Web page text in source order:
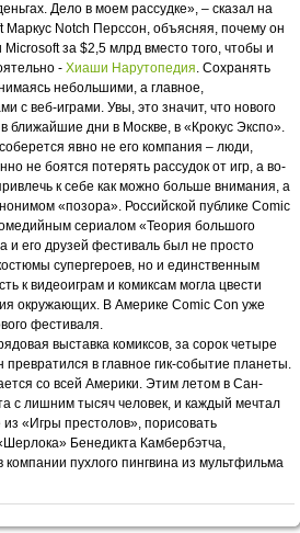
Дело в моем рассудке», – сказал на
Маркус Notch Перссон, объясняя, почему он
за $2,5 млрд вместо того, чтобы и
- Хиаши Нарутопедия. Сохранять
небольшими, а главное,
с веб-играми. Увы, это значит, что нового
ближайшие дни в Москве, в «Крокус Экспо».
явно не его компания – люди,
не боятся потерять рассудок от игр, а во-
к себе как можно больше внимания, а
«позора». Российской публике Comic
сериалом «Теория большого
его друзей фестиваль был не просто
супергероев, но и единственным
к видеоиграм и комиксам могла цвести
окружающих. В Америке Comic Con уже
фестиваля.
выставка комиксов, за сорок четыре
превратился в главное гик-событие планеты.
со всей Америки. Этим летом в Сан-
с лишним тысяч человек, и каждый мечтал
«Игры престолов», порисовать
Бенедикта Камбербэтча,
компании пухлого пингвина из мультфильма